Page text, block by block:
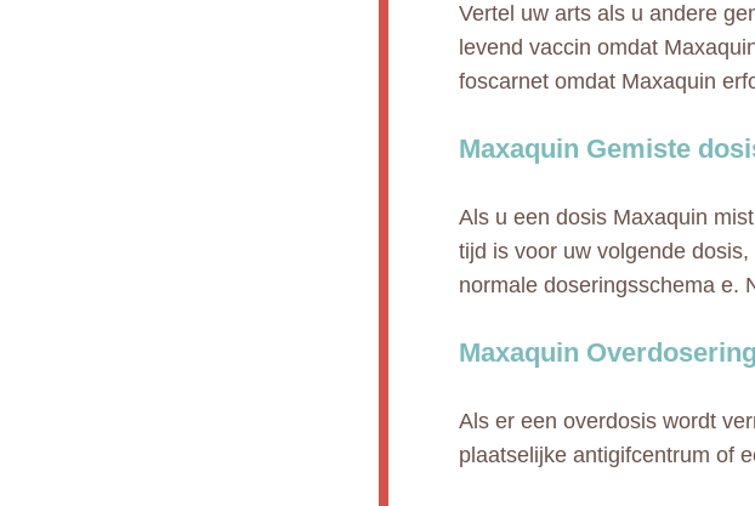
Vertel uw arts als u andere
levend vaccin omdat
foscarnet omdat Maxaquin
Maxaquin Gemiste
Als u een dosis Maxaquin
tijd is voor uw volgende
normale doseringsschema e.
Maxaquin Overdosering
Als er een overdosis wordt
plaatselijke antigifcentrum of